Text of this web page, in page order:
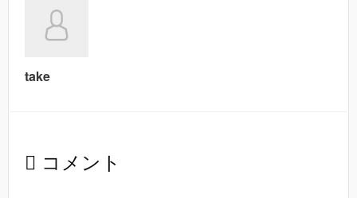
take
コメント